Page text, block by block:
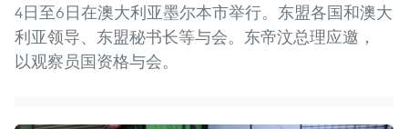
4日至6日在澳大利亚墨尔本市举行。东盟各国和澳大
利亚领导、东盟秘书长等与会。东帝汶总理应邀，
以观察员国资格与会。